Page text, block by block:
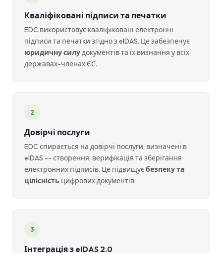
Кваліфіковані підписи та печатки
EDC використовує кваліфіковані електронні
підписи та печатки згідно з eIDAS. Це забезпечує
юридичну силудокументів та їх визнання у всіх
державах-членах ЄС.
2
Довірчі послуги
EDC спирається на довірчі послуги, визначені в
eIDAS -- створення, верифікація та зберігання
електронних підписів. Це підвищуєбезпеку та
цілісність цифрових документів.
3
Інтеграція з eIDAS 2.0